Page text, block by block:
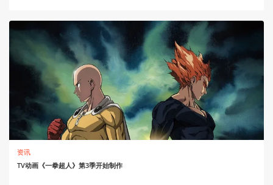
资讯
TV动画《一拳超人》第3季开始制作